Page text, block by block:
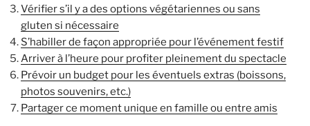
Vérifier s’il y a des options végétariennes ou sans
gluten si nécessaire
S’habiller de façon appropriée pour l’événement festif
Arriver à l’heure pour profiter pleinement du spectacle
Prévoir un budget pour les éventuels extras (boissons,
photos souvenirs, etc.)
Partager ce moment unique en famille ou entre amis